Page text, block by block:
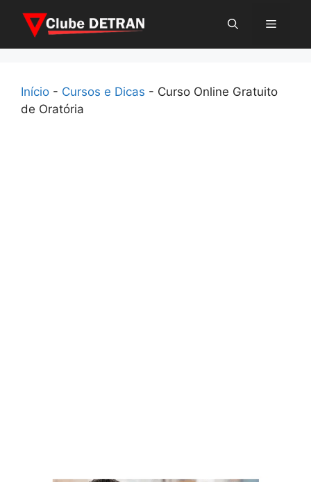
Menu
Início - Cursos e Dicas - Curso Online Gratuito
de Oratória